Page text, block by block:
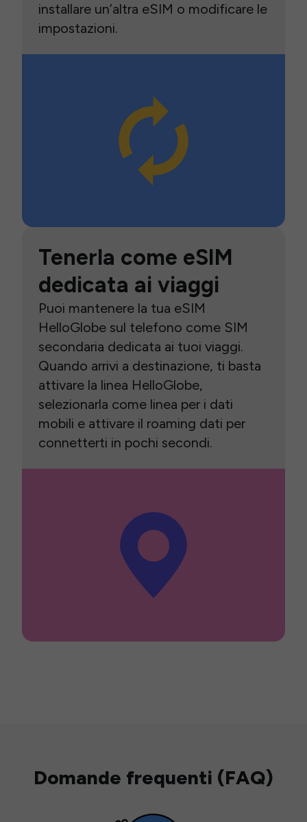
installare un’altra eSIM o modificare le
impostazioni.
Tenerla come eSIM
dedicata ai viaggi
Puoi mantenere la tua eSIM
HelloGlobe sul telefono come SIM
secondaria dedicata ai tuoi viaggi.
Quando arrivi a destinazione, ti basta
attivare la linea HelloGlobe,
selezionarla come linea per i dati
mobili e attivare il roaming dati per
connetterti in pochi secondi.
Domande frequenti (FAQ)